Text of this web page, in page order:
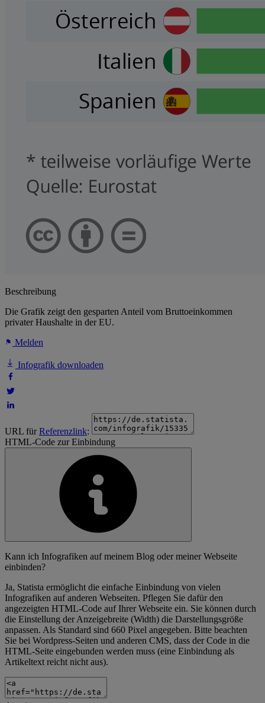
Beschreibung
Die Grafik zeigt den gesparten Anteil vom Bruttoeinkommen
privater Haushalte in der EU.
Melden
Infografik downloaden
URL fürReferenzlink:
HTML-Code zur Einbindung
Kann ich Infografiken auf meinem Blog oder meiner Webseite
einbinden?
Ja, Statista ermöglicht die einfache Einbindung von vielen
Infografiken auf anderen Webseiten. Pflegen Sie dafür den
angezeigten HTML-Code auf Ihrer Webseite ein. Sie können durch
die Einstellung der Anzeigebreite (Width) die Darstellungsgröße
anpassen. Als Standard sind 660 Pixel angegeben. Bitte beachten
Sie bei Wordpress-Seiten und anderen CMS, dass der Code in die
HTML-Seite eingebunden werden muss (eine Einbindung als
Artikeltext reicht nicht aus).